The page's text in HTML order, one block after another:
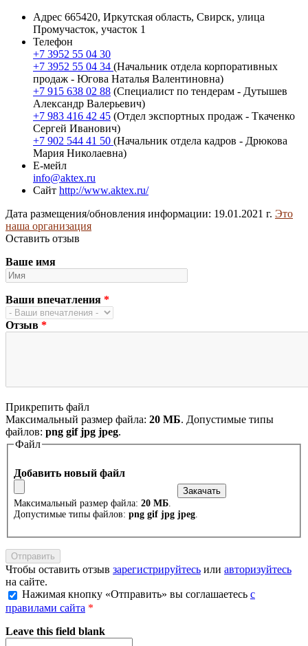
Адрес 665420, Иркутская область, Свирск, улица
Промучасток, участок 1
Телефон
+7 3952 55 04 30
+7 3952 55 04 34 (Начальник отдела корпоративных
продаж - Югова Наталья Валентиновна)
+7 915 638 02 88 (Специалист по тендерам - Дутышев
Александр Валерьевич)
+7 983 416 42 45 (Отдел экспортных продаж - Ткаченко
Сергей Иванович)
+7 902 544 41 50 (Начальник отдела кадров - Дрюкова
Мария Николаевна)
Е-мейл
info@aktex.ru
Сайт http://www.aktex.ru/
Дата размещения/обновления информации: 19.01.2021 г. Это
наша организация
Оставить отзыв
Ваше имя
Ваши впечатления *
Отзыв *
Прикрепить файл
Максимальный размер файла: 20 МБ. Допустимые типы
файлов: png gif jpg jpeg.
Файл
Добавить новый файл
Максимальный размер файла: 20 МБ
Допустимые типы файлов: png gif jpg jpeg
Чтобы оставить отзыв зарегистрируйтесь или авторизуйтесь
на сайте.
Нажимая кнопку «Отправить» вы соглашаетесь с
правилами сайта *
Leave this field blank